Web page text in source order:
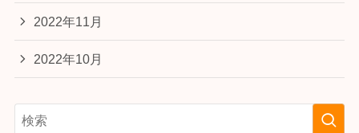
2022年11月
2022年10月